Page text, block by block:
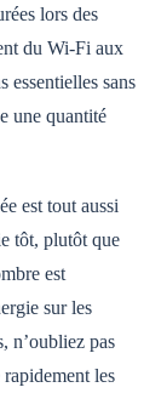
lors des
du Wi-Fi aux
essentielles sans
une quantité
est tout aussi
tôt, plutôt que
est
sur les
n’oubliez pas
les